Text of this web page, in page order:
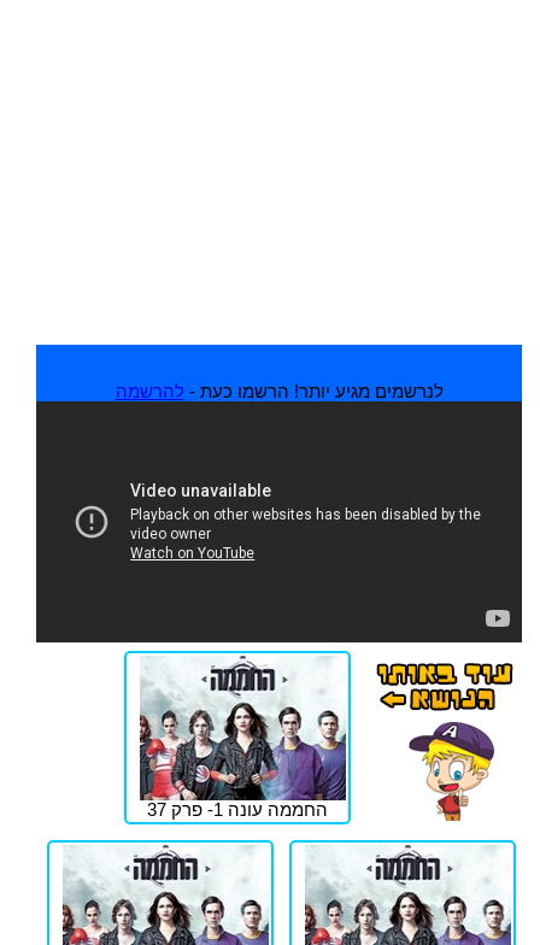
לנרשמים מגיע יותר! הרשמו כעת - להרשמה
החממה עונה 1- פרק 37